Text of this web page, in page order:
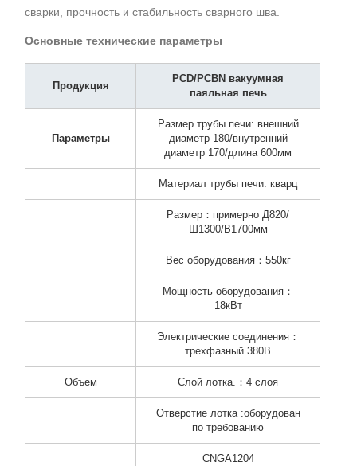
сварки, прочность и стабильность сварного шва.
Основные технические параметры
Продукция
PCD/PCBN вакуумная
паяльная печь
Параметры
Размер трубы печи: внешний
диаметр 180/внутренний
диаметр 170/длина 600мм
Материал трубы печи: кварц
Размер：примерно Д820/
Ш1300/В1700мм
Вес оборудования：550кг
Мощность оборудования：
18кВт
Электрические соединения：
трехфазный 380В
Объем Слой лотка.：4 слоя
Отверстие лотка :оборудован
по требованию
CNGA1204